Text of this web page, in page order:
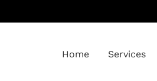
❗❗
Home Services